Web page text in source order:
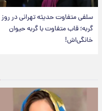
سلفی متفاوت حدیثه تهرانی در روز
گربه؛ قاب متفاوت با گربه حیوان
خانگی‌اش!